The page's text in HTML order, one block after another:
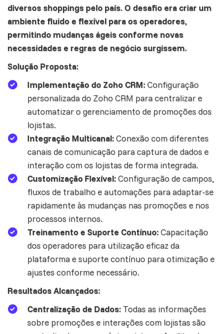
diversos shoppings pelo país. O desafio era criar um
ambiente fluido e flexível para os operadores,
permitindo mudanças ágeis conforme novas
necessidades e regras de negócio surgissem.
Solução Proposta:
Implementação do Zoho CRM:Configuração
personalizada do Zoho CRM para centralizar e
automatizar o gerenciamento de promoções dos
lojistas.
Integração Multicanal:Conexão com diferentes
canais de comunicação para captura de dados e
interação com os lojistas de forma integrada.
Customização Flexível:Configuração de campos,
fluxos de trabalho e automações para adaptar-se
rapidamente às mudanças nas promoções e nos
processos internos.
Treinamento e Suporte Contínuo:Capacitação
dos operadores para utilização eficaz da
plataforma e suporte contínuo para otimização e
ajustes conforme necessário.
Resultados Alcançados:
Centralização de Dados: Todas as informações
sobre promoções e interações com lojistas são